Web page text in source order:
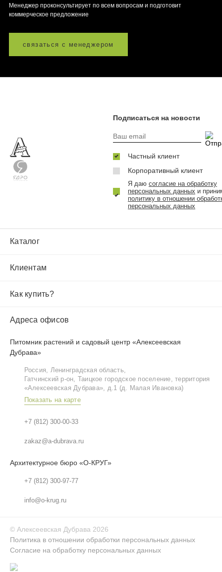
Менеджер проконсультирует по всем вопросам и подготовит
коммерческое предложение
связаться с менеджером
Каталог
Клиентам
Как купить?
Адреса офисов
Питомник растений и садовый центр «Алексеевская
Дубрава»
Россия, Ленинградская область,
Гатчинский р‑он, Таицкое городское поселение, территория
«Алексеевская Дубрава», д.1 (д. Малая Ивановка)
Показать на карте
+7 (812) 300-00-33
zakaz@a-dubrava.ru
Архитектурное бюро «О-КРУГ»
+7 (812) 300-97-77
info@o-krug.ru
Подписаться на новости
Частный клиент
Корпоративный клиент
Я даю согласие на обработку
персональных данных и
политику в отношении
персональных данных
© Алексеевская Дубрава 2026
Политика в отношении обработки персональных данных
Согласие на обработку персональных данных